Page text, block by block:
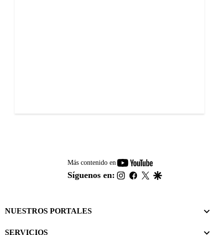
Más contenido en
youtube-
footer
Síguenos en: instagram
facebook
twitter
NUESTROS PORTALES
SERVICIOS